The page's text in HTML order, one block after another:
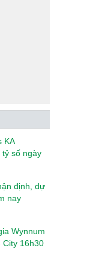
KA
tỷ số ngày
định, dự
nay
Wynnum
City 16h30